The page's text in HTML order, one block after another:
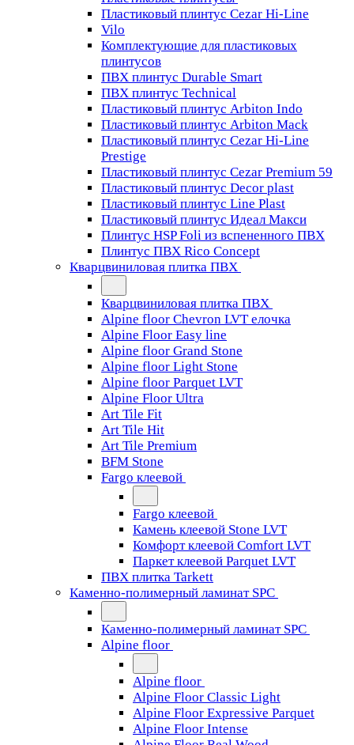
Пластиковый плинтус Cezar Hi-Line
Vilo
Комплектующие для пластиковых
плинтусов
ПВХ плинтус Durable Smart
ПВХ плинтус Technical
Пластиковый плинтус Arbiton Indo
Пластиковый плинтус Arbiton Mack
Пластиковый плинтус Cezar Hi-Line
Prestige
Пластиковый плинтус Cezar Premium 59
Пластиковый плинтус Decor plast
Пластиковый плинтус Line Plast
Пластиковый плинтус Идеал Макси
Плинтус HSP Foli из вспененного ПВХ
Плинтус ПВХ Rico Concept
Кварцвиниловая плитка ПВХ
Кварцвиниловая плитка ПВХ
Alpine floor Chevron LVT елочка
Alpine Floor Easy line
Alpine floor Grand Stone
Alpine floor Light Stone
Alpine floor Parquet LVT
Alpine Floor Ultra
Art Tile Fit
Art Tile Hit
Art Tile Premium
BFM Stone
Fargo клеевой
Fargo клеевой
Камень клеевой Stone LVT
Комфорт клеевой Comfort LVT
Паркет клеевой Parquet LVT
ПВХ плитка Tarkett
Каменно-полимерный ламинат SPC
Каменно-полимерный ламинат SPC
Alpine floor
Alpine floor
Alpine Floor Classic Light
Alpine Floor Expressive Parquet
Alpine Floor Intense